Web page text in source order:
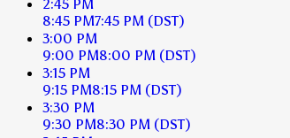
2:45 PM
8:45 PM7:45 PM (DST)
3:00 PM
9:00 PM8:00 PM (DST)
3:15 PM
9:15 PM8:15 PM (DST)
3:30 PM
9:30 PM8:30 PM (DST)